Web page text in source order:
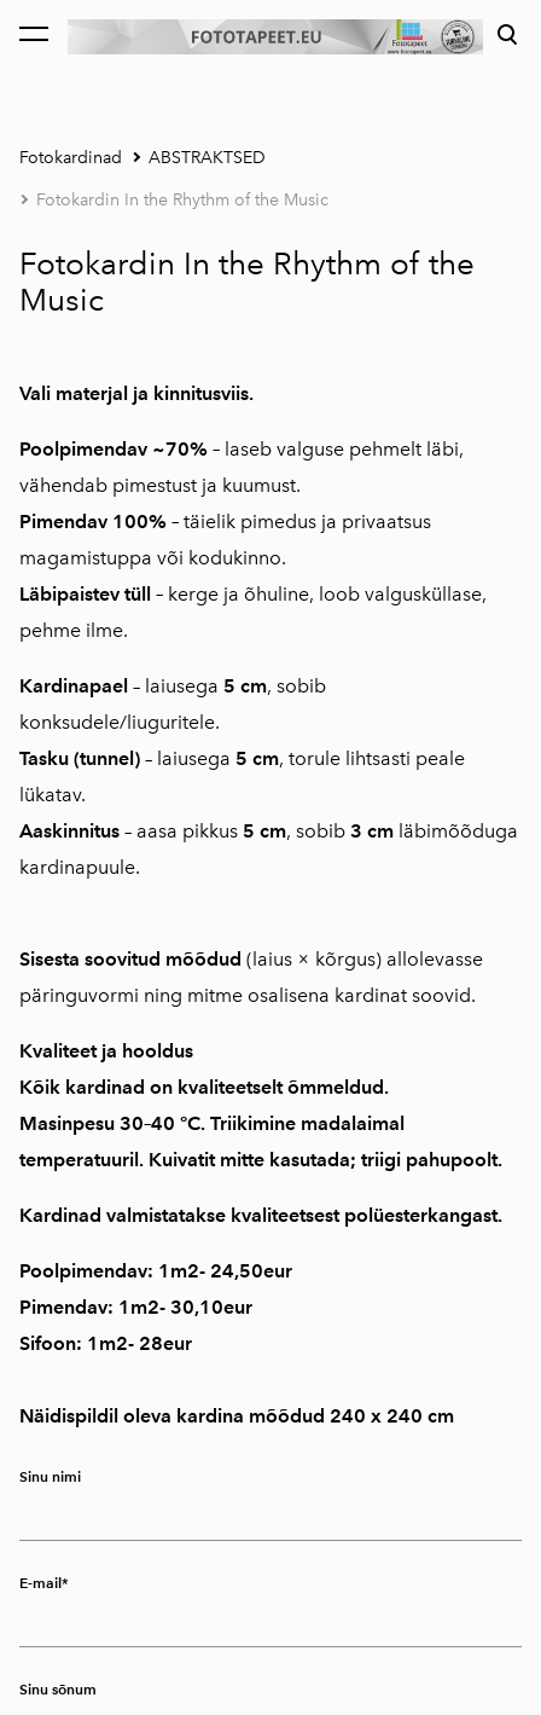
lisati ostukorvi. Vaata ostukorvi
Fotokardinad ABSTRAKTSED
Fotokardin In the Rhythm of the Music
Fotokardin In the Rhythm of the
Music
Vali materjal ja kinnitusviis.
Poolpimendav ~70% – laseb valguse pehmelt läbi,
vähendab pimestust ja kuumust.
Pimendav 100% – täielik pimedus ja privaatsus
magamistuppa või kodukinno.
Läbipaistev tüll – kerge ja õhuline, loob valgusküllase,
pehme ilme.
Kardinapael – laiusega 5 cm, sobib
konksudele/liuguritele.
Tasku (tunnel) – laiusega 5 cm, torule lihtsasti peale
lükatav.
Aaskinnitus – aasa pikkus 5 cm, sobib 3 cm läbimõõduga
kardinapuule.
Sisesta soovitud mõõdud (laius × kõrgus) allolevasse
päringuvormi ning mitme osalisena kardinat soovid.
Kvaliteet ja hooldus
Kõik kardinad on kvaliteetselt õmmeldud.
Masinpesu 30–40 °C. Triikimine madalaimal
temperatuuril. Kuivatit mitte kasutada; triigi pahupoolt.
Kardinad valmistatakse kvaliteetsest polüesterkangast.
Poolpimendav: 1m2- 24,50eur
Pimendav: 1m2- 30,10eur
Sifoon: 1m2- 28eur
Näidispildil oleva kardina mõõdud 240 x 240 cm
Sinu nimi
E-mail
Sinu sõnum